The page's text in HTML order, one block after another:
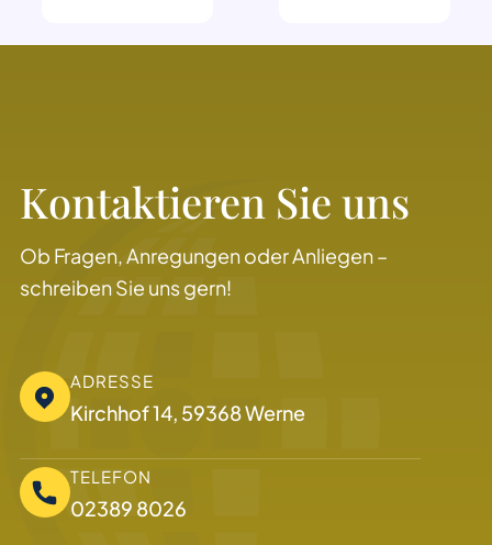
Kontaktieren Sie uns
Ob Fragen, Anregungen oder Anliegen –
schreiben Sie uns gern!
ADRESSE
Kirchhof 14, 59368 Werne
TELEFON
02389 8026